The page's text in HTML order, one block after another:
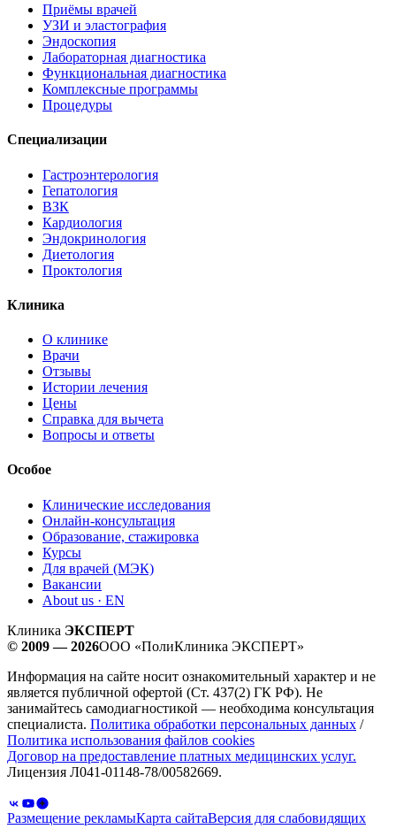
Приёмы врачей
УЗИ и эластография
Эндоскопия
Лабораторная диагностика
Функциональная диагностика
Комплексные программы
Процедуры
Специализации
Гастроэнтерология
Гепатология
ВЗК
Кардиология
Эндокринология
Диетология
Проктология
Клиника
О клинике
Врачи
Отзывы
Истории лечения
Цены
Справка для вычета
Вопросы и ответы
Особое
Клинические исследования
Онлайн-консультация
Образование, стажировка
Курсы
Для врачей (МЭК)
Вакансии
About us · EN
Клиника ЭКСПЕРТ
© 2009 — 2026ООО «ПолиКлиника ЭКСПЕРТ»
Информация на сайте носит ознакомительный характер и не
является публичной офертой (Ст. 437(2) ГК РФ). Не
занимайтесь самодиагностикой — необходима консультация
специалиста. Политика обработки персональных данных /
Политика использования файлов cookies
Договор на предоставление платных медицинских услуг.
Лицензия Л041-01148-78/00582669.
Размещение рекламыКарта сайтаВерсия для слабовидящих